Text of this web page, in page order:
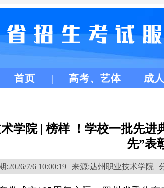
首页 高考、艺体 成
学院 | 榜样 ！学校一批先
先”表
:2026/7/6 10:00:19 | 来源:达州职业技术学院